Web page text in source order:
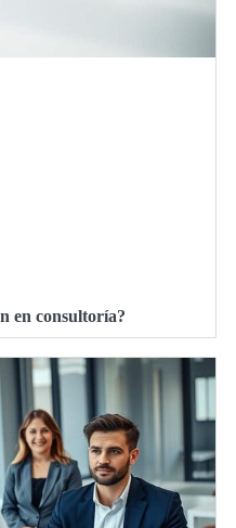
en consultoría?